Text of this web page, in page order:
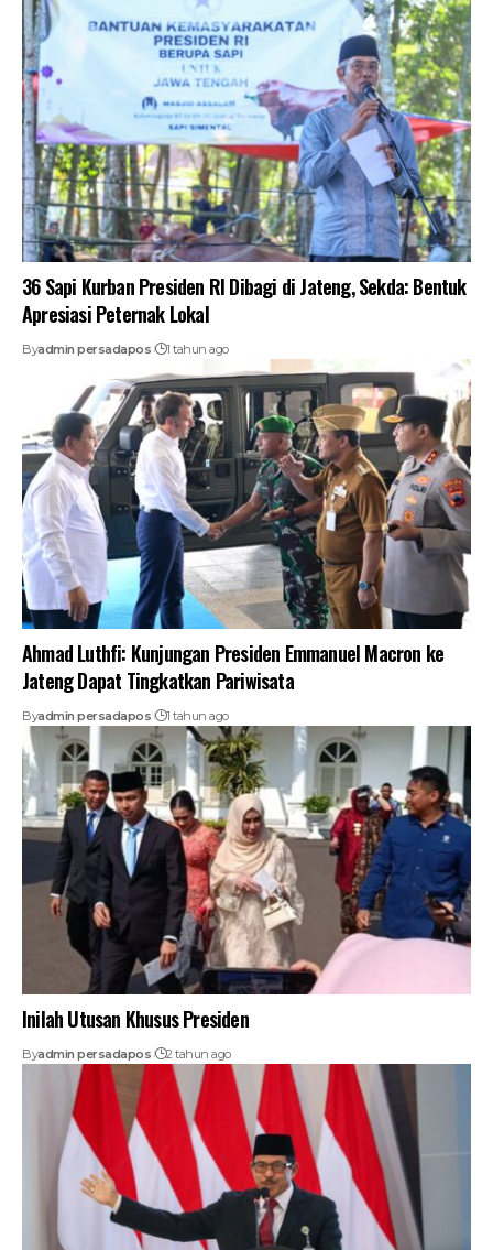
36 Sapi Kurban Presiden RI Dibagi di Jateng, Sekda: Bentuk
Apresiasi Peternak Lokal
Byadmin persadapos 1 tahun ago
Ahmad Luthfi: Kunjungan Presiden Emmanuel Macron ke
Jateng Dapat Tingkatkan Pariwisata
Byadmin persadapos 1 tahun ago
Inilah Utusan Khusus Presiden
Byadmin persadapos 2 tahun ago